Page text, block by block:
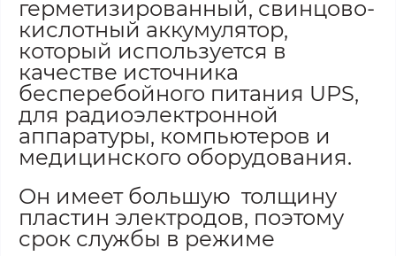
герметизированный, свинцово-
кислотный аккумулятор,
который используется в
качестве источника
бесперебойного питания UPS,
для радиоэлектронной
аппаратуры, компьютеров и
медицинского оборудования.
Он имеет большую толщину
пластин электродов, поэтому
срок службы в режиме